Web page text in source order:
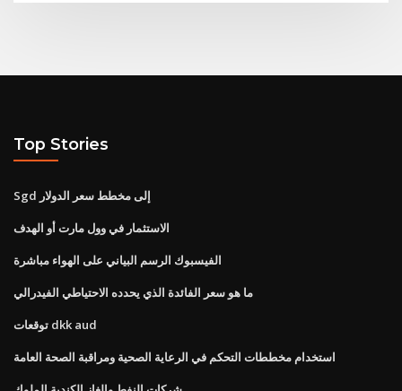
Top Stories
Sgd إلى مخطط سعر الدولار
الاستثمار في وول مارت أو الهدف
الفيسبوك الرسم البياني على الهواء مباشرة
ما هو سعر الفائدة الذي يحدده الاحتياطي الفيدرالي
توقعات dkk aud
استخدام مخططات التحكم في الرعاية الصحية ومراقبة الصحة العامة